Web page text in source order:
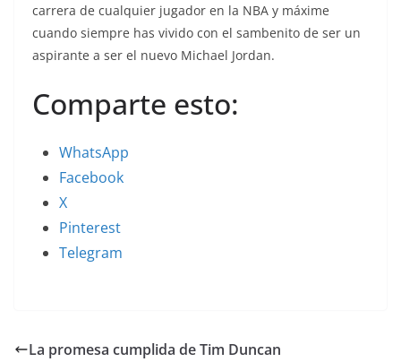
carrera de cualquier jugador en la NBA y máxime
cuando siempre has vivido con el sambenito de ser un
aspirante a ser el nuevo Michael Jordan.
Comparte esto:
WhatsApp
Facebook
X
Pinterest
Telegram
La promesa cumplida de Tim Duncan